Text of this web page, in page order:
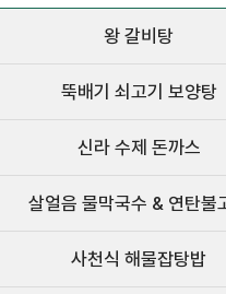
왕 갈비탕
뚝배기 쇠고기 보양탕
신라 수제 돈까스
살얼음 물막국수 & 연탄불
사천식 해물잡탕밥